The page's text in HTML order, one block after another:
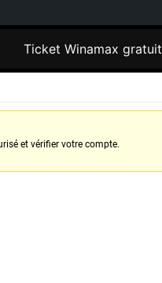
Ticket Winamax gratuit
et vérifier votre compte.